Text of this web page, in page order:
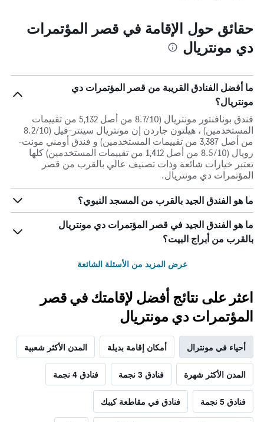
حقائق حول الإقامة في قصر المؤتمرات
دي مونتريال
ما أفضل الفنادق القريبة من قصر المؤتمرات دي
مونتريال؟
فندق بونافنتور مونتريال (8.7/10 من أصل 5,132 من تقييمات
المستخدمين) ، هيلتون جاردن إن مونتريال سينتر-فيل (8.2/10
من أصل 3,387 من تقييمات المستخدمين) و فندق أومني مونت-
رويال (8.5/10 من أصل 1,412 من تقييمات المستخدمين) كلها
تعتبر خيارات شائعة وذات تصنيف عالي بالقرب من قصر
المؤتمرات دي مونتريال.
ما هو الفندق الجيد بالقرب من المسجد النبوي؟
ما هو الفندق الجيد في قصر المؤتمرات دي مونتريال
بالقرب من أبراج البيت؟
عرض المزيد من الأسئلة الشائعة
اعثر على نتائج أفضل لإقامتك في قصر
المؤتمرات دي مونتريال
أحياء في مونترال أمكان إقامة بديلة المدن الأكثر شعبية
المدن الأكثر شهرة فنادق 3 نجمة فنادق 4 نجمة
فنادق 5 نجمة فنادق في مقاطعة كيبك